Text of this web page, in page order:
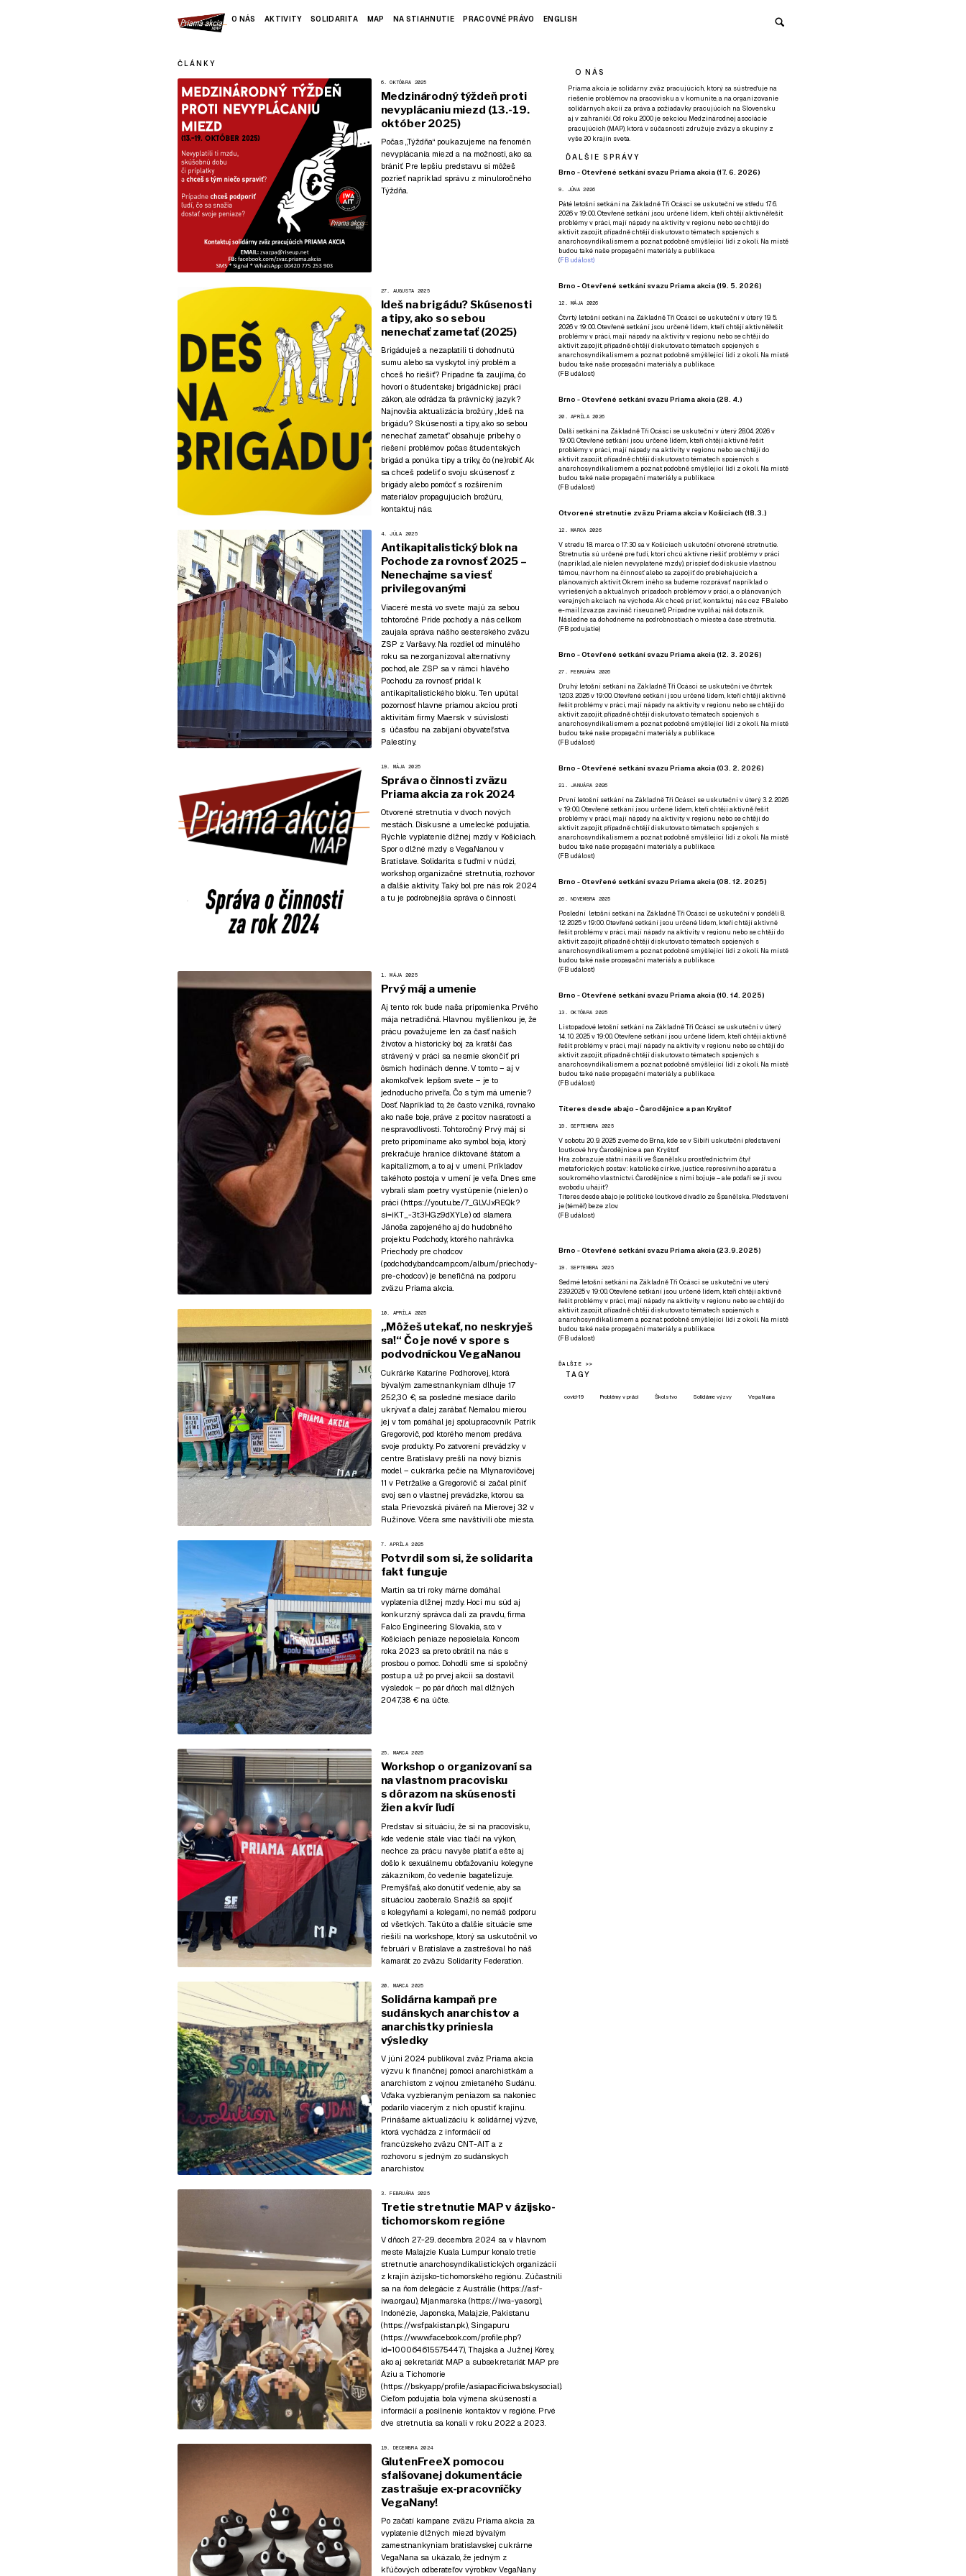
O NÁS AKTIVITY SOLIDARITA MAP NA STIAHNUTIE PRACOVNÉ PRÁVO ENGLISH
ČLÁNKY
6. OKTÓBRA 2025
Medzinárodný týždeň proti
nevyplácaniu miezd (13.-19.
október 2025)
Počas „Týždňa“ poukazujeme na fenomén
nevyplácania miezd a na možnosti, ako sa
brániť. Pre lepšiu predstavu si môžeš
pozrieť napríklad správu z minuloročného
Týždňa.
27. AUGUSTA 2025
Ideš na brigádu? Skúsenosti
a tipy, ako so sebou
nenechať zametať (2025)
Brigáduješ a nezaplatili ti dohodnutú
sumu alebo sa vyskytol iný problém a
chceš ho riešiť? Prípadne ťa zaujíma, čo
hovorí o študentskej brigádnickej práci
zákon, ale odrádza ťa právnický jazyk?
Najnovšia aktualizácia brožúry „Ideš na
brigádu? Skúsenosti a tipy, ako so sebou
nenechať zametať” obsahuje príbehy o
riešení problémov počas študentských
brigád a ponúka tipy a triky, čo (ne)robiť. Ak
sa chceš podeliť o svoju skúsenosť z
brigády alebo pomôcť s rozšírením
materiálov propagujúcich brožúru,
kontaktuj nás.
4. JÚLA 2025
Antikapitalistický blok na
Pochode za rovnosť 2025 –
Nenechajme sa viesť
privilegovanými
Viaceré mestá vo svete majú za sebou
tohtoročné Pride pochody a nás celkom
zaujala správa nášho sesterského zväzu
ZSP z Varšavy. Na rozdiel od minulého
roku sa nezorganizoval alternatívny
pochod , ale ZSP sa v rámci hlavého
Pochodu za rovnosť pridal k
antikapitalistického bloku. Ten upútal
pozornosť hlavne priamou akciou proti
aktivitám firmy Maersk v súvislosti
s účasťou na zabíjaní obyvateľstva
Palestíny.
19. MÁJA 2025
Správa o činnosti zväzu
Priama akcia za rok 2024
Otvorené stretnutia v dvoch nových
mestách. Diskusné a umelecké podujatia.
Rýchle vyplatenie dlžnej mzdy v Košiciach.
Spor o dlžné mzdy s VegaNanou v
Bratislave. Solidarita s ľuďmi v núdzi,
workshop, organizačné stretnutia, rozhovor
a ďalšie aktivity. Taký bol pre nás rok 2024
a tu je podrobnejšia správa o činnosti.
1. MÁJA 2025
Prvý máj a umenie
Aj tento rok bude naša pripomienka Prvého
mája netradičná. Hlavnou myšlienkou je, že
prácu považujeme len za časť našich
životov a historický boj za kratší čas
strávený v práci sa nesmie skončiť pri
ôsmich hodinách denne. V tomto – aj v
akomkoľvek lepšom svete – je to
jednoducho priveľa. Čo s tým má umenie?
Dosť. Napríklad to, že často vzniká, rovnako
ako naše boje, práve z pocitov nasratosti a
nespravodlivosti. Tohtoročný Prvý máj si
preto pripomíname ako symbol boja, ktorý
prekračuje hranice diktované štátom a
kapitalizmom, a to aj v umení. Príkladov
takéhoto postoja v umení je veľa. Dnes sme
vybrali slam poetry vystúpenie (nielen) o
práci (https://youtu.be/7_GLVJxREQk?
si=iKT_-3t3HGz9dXYLe) od slamera
Jánoša zapojeného aj do hudobného
projektu Podchody, ktorého nahrávka
Priechody pre chodcov
(podchody.bandcamp.com/album/priechody-
pre-chodcov) je benefičná na podporu
zväzu Priama akcia.
10. APRÍLA 2025
„Môžeš utekať, no neskryješ
sa!“ Čo je nové v spore s
podvodníckou VegaNanou
Cukrárke Kataríne Podhorovej, ktorá
bývalým zamestnankyniam dlhuje 17
252,30 €, sa posledné mesiace darilo
ukrývať a ďalej zarábať. Nemalou mierou
jej v tom pomáhal jej spolupracovník Patrik
Gregorovič, pod ktorého menom predáva
svoje produkty. Po zatvorení prevádzky v
centre Bratislavy prešli na nový biznis
model – cukrárka pečie na Mlynarovičovej
11 v Petržalke a Gregorovič si začal plniť
svoj sen o vlastnej prevádzke, ktorou sa
stala Prievozská piváreň na Mierovej 32 v
Ružinove. Včera sme navštívili obe miesta.
7. APRÍLA 2025
Potvrdil som si, že solidarita
fakt funguje
Martin sa tri roky márne domáhal
vyplatenia dlžnej mzdy. Hoci mu súd aj
konkurzný správca dali za pravdu, firma
Falco Engineering Slovakia, s.r.o. v
Košiciach peniaze neposielala. Koncom
roka 2023 sa preto obrátil na nás s
prosbou o pomoc. Dohodli sme si spoločný
postup a už po prvej akcii sa dostavil
výsledok – po pár dňoch mal dlžných
2047,38 € na účte.
25. MARCA 2025
Workshop o organizovaní sa
na vlastnom pracovisku
s dôrazom na skúsenosti
žien a kvír ľudí
Predstav si situáciu, že si na pracovisku,
kde vedenie stále viac tlačí na výkon,
nechce za prácu navyše platiť a ešte aj
došlo k sexuálnemu obťažovaniu kolegyne
zákazníkom, čo vedenie bagatelizuje.
Premýšľaš, ako donútiť vedenie, aby sa
situáciou zaoberalo. Snažíš sa spojiť
s kolegyňami a kolegami, no nemáš podporu
od všetkých. Takúto a ďalšie situácie sme
riešili na workshope, ktorý sa uskutočnil vo
februári v Bratislave a zastrešoval ho náš
kamarát zo zväzu Solidarity Federation.
20. MARCA 2025
Solidárna kampaň pre
sudánskych anarchistov a
anarchistky priniesla
výsledky
V júni 2024 publikoval zväz Priama akcia
výzvu k finančnej pomoci anarchistkám a
anarchistom z vojnou zmietaného Sudánu.
Vďaka vyzbieraným peniazom sa nakoniec
podarilo viacerým z nich opustiť krajinu.
Prinášame aktualizáciu k solidárnej výzve,
ktorá vychádza z informáciíod
francúzskeho zväzu CNT-AIT a z
rozhovoru s jedným zo sudánskych
anarchistov.
3. FEBRUÁRA 2025
Tretie stretnutie MAP v ázijsko-
tichomorskom regióne
V dňoch 27.-29. decembra 2024 sa v hlavnom
meste Malajzie Kuala Lumpur konalo tretie
stretnutie anarchosyndikalistických organizácií
z krajín ázijsko-tichomorského regiónu. Zúčastnili
sa na ňom delegácie z Austrálie (https://asf-
iwa.org.au), Mjanmarska (https://iwa-yas.org),
Indonézie, Japonska, Malajzie, Pakistanu
(https://wsfpakistan.pk), Singapuru
(https://www.facebook.com/profile.php?
id=100064615575447), Thajska a Južnej Kórey,
ako aj sekretariát MAP a subsekretariát MAP pre
Áziu a Tichomorie
(https://bsky.app/profile/asiapacificiwa.bsky.social).
Cieľom podujatia bola výmena skúseností a
informácií a posilnenie kontaktov v regióne. Prvé
dve stretnutia sa konali v roku 2022 a 2023
19. DECEMBRA 2024
GlutenFreeX pomocou
sfalšovanej dokumentácie
zastrašuje ex-pracovníčky
VegaNany!
Po začatí kampane zväzu Priama akcia za
vyplatenie dlžných miezd bývalým
zamestnankyniam bratislavskej cukrárne
VegaNana sa ukázalo, že jedným z
kľúčových odberateľov výrobkov VegaNany
O NÁS
Priama akcia je solidárny zväz pracujúcich, ktorý sa sústreďuje na
riešenie problémov na pracovisku a v komunite, a na organizovanie
solidárnych akcií za práva a požiadavky pracujúcich na Slovensku
aj v zahraničí. Od roku 2000 je sekciou Medzinárodnej asociácie
pracujúcich (MAP), ktorá v súčasnosti združuje zväzy a skupiny z
vyše 20 krajín sveta.
ĎALŠIE SPRÁVY
Brno - Otevřené setkání svazu Priama akcia (17. 6. 2026)
9. JÚNA 2026
Páté letošní setkání na Základně Tři Ocásci se uskuteční ve středu 17. 6.
2026 v 19:00. Otevřené setkání jsou určené lidem, kteří chtějí aktivněřešit
problémy v práci, mají nápady na aktivity v regionu nebo se chtějí do
aktivit zapojit, případně chtějí diskutovat o tématech spojených s
anarchosyndikalismem a poznat podobně smýšlející lidi z okolí. Na místě
budou také naše propagační materiály a publikace.
(FB událost)
Brno - Otevřené setkání svazu Priama akcia (19. 5. 2026)
12. MÁJA 2026
Čtvrtý letošní setkání na Základně Tři Ocásci se uskuteční v úterý 19. 5.
2026 v 19:00. Otevřené setkání jsou určené lidem, kteří chtějí aktivněřešit
problémy v práci, mají nápady na aktivity v regionu nebo se chtějí do
aktivit zapojit, případně chtějí diskutovat o tématech spojených s
anarchosyndikalismem a poznat podobně smýšlející lidi z okolí. Na místě
budou také naše propagační materiály a publikace.
(FB událost)
Brno - Otevřené setkání svazu Priama akcia (28. 4.)
20. APRÍLA 2026
Další setkání na Základně Tři Ocásci se uskuteční v úterý 28.04. 2026 v
19:00. Otevřené setkání jsou určené lidem, kteří chtějí aktivně řešit
problémy v práci, mají nápady na aktivity v regionu nebo se chtějí do
aktivit zapojit, případně chtějí diskutovat o tématech spojených s
anarchosyndikalismem a poznat podobně smýšlející lidi z okolí. Na místě
budou také naše propagační materiály a publikace.
(FB událost)
Otvorené stretnutie zväzu Priama akcia v Košiciach (18.3.)
12. MARCA 2026
V stredu 18. marca o 17:30 sa v Košiciach uskutoční otvorené stretnutie.
Stretnutia sú určené pre ľudí, ktorí chcú aktívne riešiť problémy v práci
(napríklad, ale nielen nevyplatené mzdy), prispieť do diskusie vlastnou
témou, návrhom na činnosť alebo sa zapojiť do prebiehajúcich a
plánovaných aktivít. Okrem iného sa budeme rozprávať napríklad o
vyriešených a aktuálnych prípadoch problémov v práci, a o plánovaných
verejných akciach na východe. Ak chceš prísť, kontaktuj nás cez FBalebo
e-mail (zvazpa zavináč riseup.net). Prípadnevyplň aj náš dotazník.
Následne sa dohodneme na podrobnostiach o mieste a čase stretnutia.
(FB podujatie)
Brno - Otevřené setkání svazu Priama akcia (12. 3. 2026)
27. FEBRUÁRA 2026
Druhý letošní setkání na Základně Tři Ocásci se uskuteční ve čtvrtek
12.03. 2026 v 19:00. Otevřené setkání jsou určené lidem, kteří chtějí aktivně
řešit problémy v práci, mají nápady na aktivity v regionu nebo se chtějí do
aktivit zapojit, případně chtějí diskutovat o tématech spojených s
anarchosyndikalismem a poznat podobně smýšlející lidi z okolí. Na místě
budou také naše propagační materiály a publikace.
(FB událost)
Brno - Otevřené setkání svazu Priama akcia (03. 2. 2026)
21. JANUÁRA 2026
První letošní setkání na Základně Tři Ocásci se uskuteční v úterý 3. 2. 2026
v 19:00. Otevřené setkání jsou určené lidem, kteří chtějí aktivně řešit
problémy v práci, mají nápady na aktivity v regionu nebo se chtějí do
aktivit zapojit, případně chtějí diskutovat o tématech spojených s
anarchosyndikalismem a poznat podobně smýšlející lidi z okolí. Na místě
budou také naše propagační materiály a publikace.
(FB událost)
Brno - Otevřené setkání svazu Priama akcia (08. 12. 2025)
26. NOVEMBRA 2025
Poslední letošní setkání na Základně Tři Ocásci se uskuteční v ponděli 8.
12. 2025 v 19:00. Otevřené setkání jsou určené lidem, kteří chtějí aktivně
řešit problémy v práci, mají nápady na aktivity v regionu nebo se chtějí do
aktivit zapojit, případně chtějí diskutovat o tématech spojených s
anarchosyndikalismem a poznat podobně smýšlející lidi z okolí. Na místě
budou také naše propagační materiály a publikace.
(FB událost)
Brno - Otevřené setkání svazu Priama akcia (10. 14. 2025)
13. OKTÓBRA 2025
Listopadové letošní setkání na Základně Tři Ocásci se uskuteční v úterý
14. 10. 2025 v 19:00. Otevřené setkání jsou určené lidem, kteří chtějí aktivně
řešit problémy v práci, mají nápady na aktivity v regionu nebo se chtějí do
aktivit zapojit, případně chtějí diskutovat o tématech spojených s
anarchosyndikalismem a poznat podobně smýšlející lidi z okolí. Na místě
budou také naše propagační materiály a publikace.
(FB událost)
Títeres desde abajo - Čarodějnice a pan Kryštof
19. SEPTEMBRA 2025
V sobotu 20. 9. 2025 zveme do Brna, kde se v Sibiři uskuteční představení
loutkové hry Čarodějnice a pan Kryštof.
Hra zobrazuje státní násilí ve Španělsku prostřednictvím čtyř
metaforických postav: katolické církve, justice, represivního aparátu a
soukromého vlastnictví. Čarodějnice s nimi bojuje – ale podaří se jí svou
svobodu uhájit?
Títeres desde abajo je politické loutkové divadlo ze Španělska. Představení
je (téměř) beze zlov.
(FB událost)
Brno - Otevřené setkání svazu Priama akcia (23.9.2025)
19. SEPTEMBRA 2025
Sedmé letošní setkání na Základně Tři Ocásci se uskuteční ve uterý
23.9.2025 v 19:00. Otevřené setkání jsou určené lidem, kteří chtějí aktivně
řešit problémy v práci, mají nápady na aktivity v regionu nebo se chtějí do
aktivit zapojit, případně chtějí diskutovat o tématech spojených s
anarchosyndikalismem a poznat podobně smýšlející lidi z okolí. Na místě
budou také naše propagační materiály a publikace.
(FB událost)
ĎALŠIE >>
TAGY
covid-19 Problémy v práci Školstvo Solidárne výzvy VegaNana